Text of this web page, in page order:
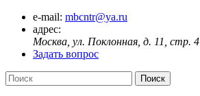
e-mail: mbcntr@ya.ru
адрес:
Москва, ул. Поклонная, д. 11, стр. 4
Задать вопрос